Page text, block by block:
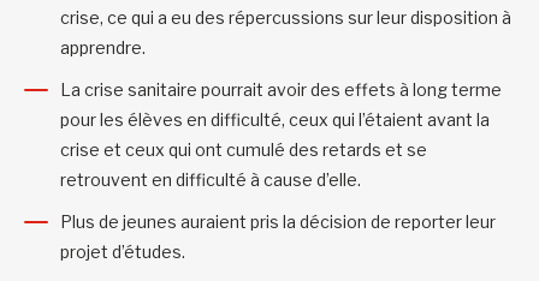
crise, ce qui a eu des répercussions sur leur disposition à
apprendre.
La crise sanitaire pourrait avoir des effets à long terme
pour les élèves en difficulté, ceux qui l’étaient avant la
crise et ceux qui ont cumulé des retards et se
retrouvent en difficulté à cause d’elle.
Plus de jeunes auraient pris la décision de reporter leur
projet d’études.